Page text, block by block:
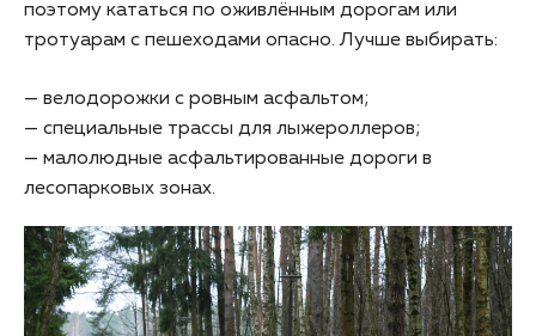
поэтому кататься по оживлённым дорогам или
тротуарам с пешеходами опасно. Лучше выбирать:
— велодорожки с ровным асфальтом;
— специальные трассы для лыжероллеров;
— малолюдные асфальтированные дороги в
лесопарковых зонах.